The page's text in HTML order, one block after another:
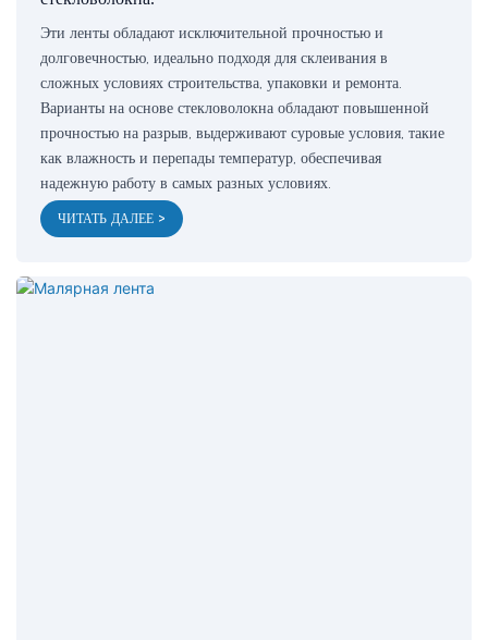
Эти ленты обладают исключительной прочностью и
долговечностью, идеально подходя для склеивания в
сложных условиях строительства, упаковки и ремонта.
Варианты на основе стекловолокна обладают повышенной
прочностью на разрыв, выдерживают суровые условия, такие
как влажность и перепады температур, обеспечивая
надежную работу в самых разных условиях.
ЧИТАТЬ ДАЛЕЕ >